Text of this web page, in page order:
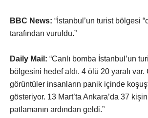
BBC News: “İstanbul’un turist bölgesi
tarafından vuruldu.”
Daily Mail: “Canlı bomba İstanbul’un
bölgesini hedef aldı. 4 ölü 20 yaralı
görüntüler insanların panik içinde
gösteriyor. 13 Mart’ta Ankara’da 37
patlamanın ardından geldi.”